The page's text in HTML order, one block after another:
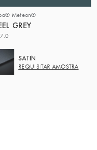
Meteon®
GREY
SATIN
REQUISITAR AMOSTRA